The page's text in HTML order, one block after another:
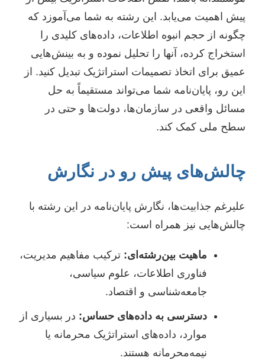
پیش اهمیت می‌یابد. این رشته به شما می‌آموزد که
چگونه از حجم انبوه اطلاعات، داده‌های کلیدی را
استخراج کرده، آنها را تحلیل نموده و به بینش‌هایی
عمیق برای اتخاذ تصمیمات استراتژیک تبدیل کنید. از
این رو، پایان‌نامه شما می‌تواند مستقیماً به حل
مسائل واقعی در سازمان‌ها، دولت‌ها و حتی در
سطح ملی کمک کند.
چالش‌های پیش رو در نگارش
علیرغم جذابیت‌ها، نگارش پایان‌نامه در این رشته با
چالش‌هایی نیز همراه است:
ماهیت بین‌رشته‌ای: ترکیب مفاهیم مدیریت،
فناوری اطلاعات، علوم سیاسی،
جامعه‌شناسی و اقتصاد.
دسترسی به داده‌های حساس: در بسیاری از
موارد، داده‌های استراتژیک محرمانه یا
نیمه‌محرمانه هستند.